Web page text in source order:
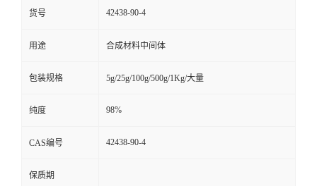
货号 42438-90-4
用途 合成材料中间体
包装规格 5g/25g/100g/500g/1Kg/大量
纯度 98%
CAS编号 42438-90-4
保质期